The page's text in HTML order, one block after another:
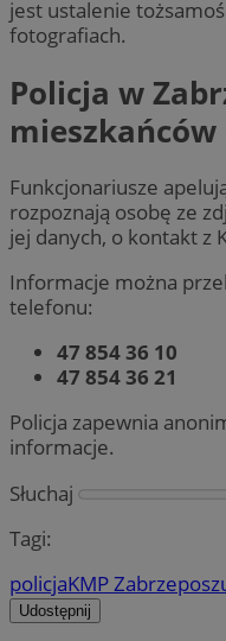
jest ustalenie
fotografiach.
Policja w
Funkcjonariusze
rozpoznają osobę ze
jej danych, o kontakt z
Informacje można
telefonu:
47 854 36 10
47 854 36 21
Policja zapewnia
informacje.
Słuchaj
Tagi:
policjaKMP Zabrze
Udostępnij